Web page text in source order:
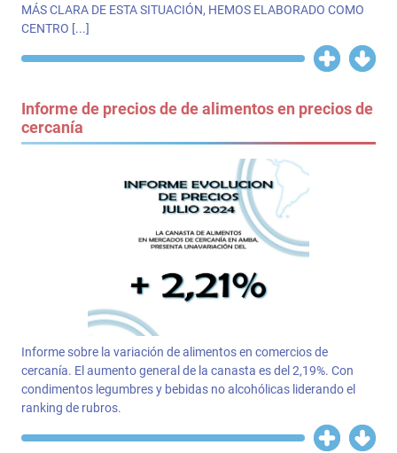
MÁS CLARA DE ESTA SITUACIÓN, HEMOS ELABORADO COMO
CENTRO [...]
Informe de precios de de alimentos en precios de
cercanía
Informe sobre la variación de alimentos en comercios de
cercanía. El aumento general de la canasta es del 2,19%. Con
condimentos legumbres y bebidas no alcohólicas liderando el
ranking de rubros.